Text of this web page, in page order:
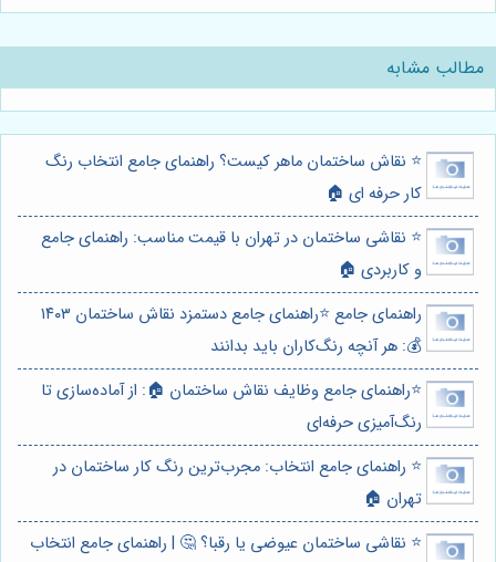
مطالب مشابه
⭐️ نقاش ساختمان ماهر کیست؟ راهنمای جامع انتخاب رنگ
کار حرفه ای 🏠
⭐️ نقاشی ساختمان در تهران با قیمت مناسب: راهنمای جامع
و کاربردی 🏠
راهنمای جامع ⭐️راهنمای جامع دستمزد نقاش ساختمان ۱۴۰۳
💰: هر آنچه رنگ‌کاران باید بدانند
⭐️راهنمای جامع وظایف نقاش ساختمان 🏠: از آماده‌سازی تا
رنگ‌آمیزی حرفه‌ای
⭐️ راهنمای جامع انتخاب: مجرب‌ترین رنگ کار ساختمان در
تهران 🏠
⭐️ نقاشی ساختمان عیوضی یا رقبا؟ 🤔 | راهنمای جامع انتخاب